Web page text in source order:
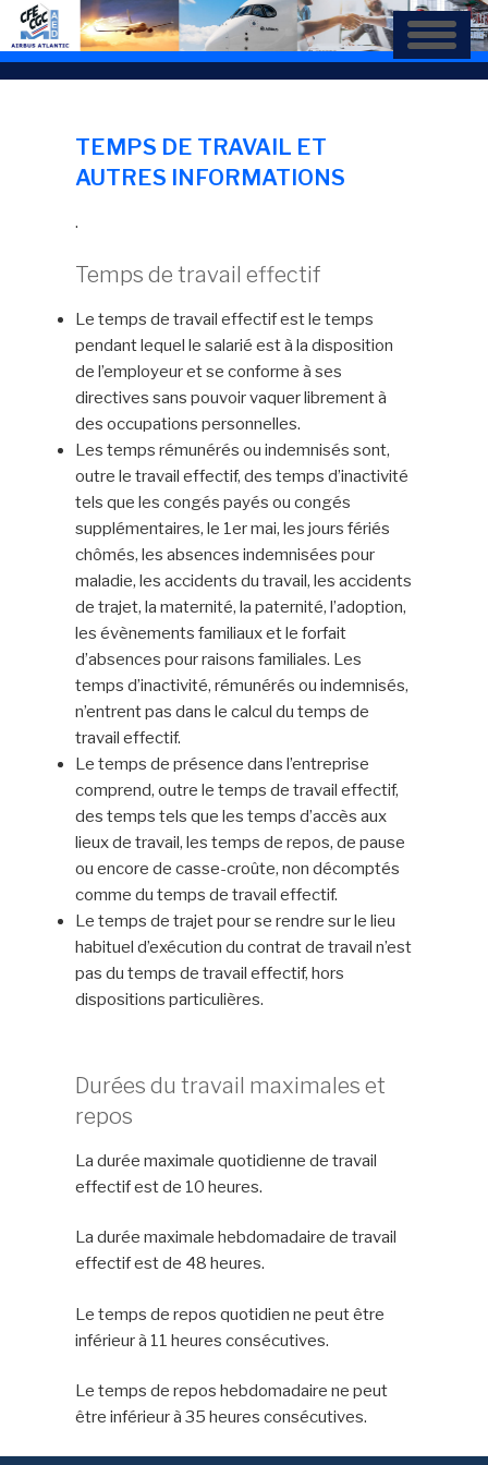
Aller
contenu
TEMPS DE TRAVAIL ET
AUTRES INFORMATIONS
.
Temps de travail effectif
Le temps de travail effectif est le temps
pendant lequel le salarié est à la disposition
de l’employeur et se conforme à ses
directives sans pouvoir vaquer librement à
des occupations personnelles.
Les temps rémunérés ou indemnisés sont,
outre le travail effectif, des temps d’inactivité
tels que les congés payés ou congés
supplémentaires, le 1er mai, les jours fériés
chômés, les absences indemnisées pour
maladie, les accidents du travail, les accidents
de trajet, la maternité, la paternité, l’adoption,
les évènements familiaux et le forfait
d’absences pour raisons familiales. Les
temps d’inactivité, rémunérés ou indemnisés,
n’entrent pas dans le calcul du temps de
travail effectif.
Le temps de présence dans l’entreprise
comprend, outre le temps de travail effectif,
des temps tels que les temps d’accès aux
lieux de travail, les temps de repos, de pause
ou encore de casse-croûte, non décomptés
comme du temps de travail effectif.
Le temps de trajet pour se rendre sur le lieu
habituel d’exécution du contrat de travail n’est
pas du temps de travail effectif, hors
dispositions particulières.
Durées du travail maximales et
repos
La durée maximale quotidienne de travail
effectif est de 10 heures.
La durée maximale hebdomadaire de travail
effectif est de 48 heures.
Le temps de repos quotidien ne peut être
inférieur à 11 heures consécutives.
Le temps de repos hebdomadaire ne peut
être inférieur à 35 heures consécutives.